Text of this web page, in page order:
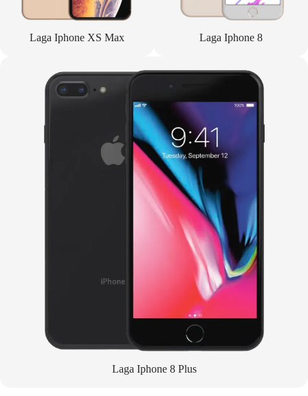
Laga Iphone XS Max Laga Iphone 8
Laga Iphone 8 Plus